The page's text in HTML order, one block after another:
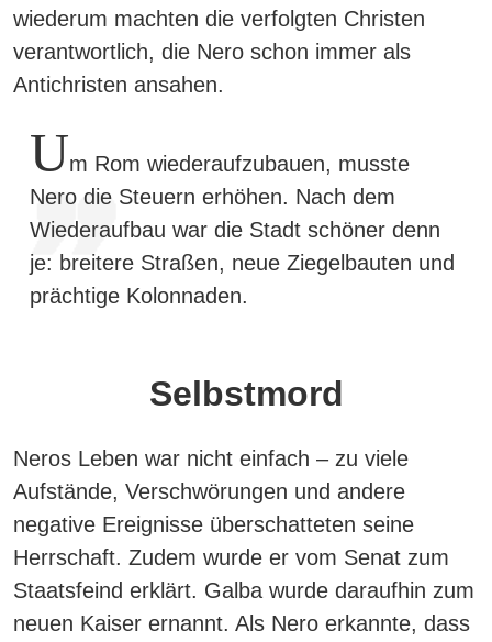
wiederum machten die verfolgten Christen
verantwortlich, die Nero schon immer als
Antichristen ansahen.
Um Rom wiederaufzubauen, musste
Nero die Steuern erhöhen. Nach dem
Wiederaufbau war die Stadt schöner denn
je: breitere Straßen, neue Ziegelbauten und
prächtige Kolonnaden.
Selbstmord
Neros Leben war nicht einfach – zu viele
Aufstände, Verschwörungen und andere
negative Ereignisse überschatteten seine
Herrschaft. Zudem wurde er vom Senat zum
Staatsfeind erklärt. Galba wurde daraufhin zum
neuen Kaiser ernannt. Als Nero erkannte, dass